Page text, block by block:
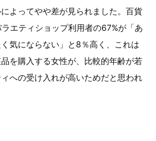
よってやや差が見られました。百貨
エティショップ利用者の67%が「あ
気にならない」と8％高く、これは
を購入する女性が、比較的年齢が若
への受け入れが高いためだと思われ